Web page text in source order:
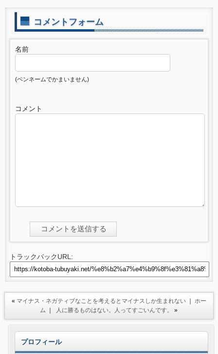
コメントフォーム
名前
(ペンネームでかまいません)
コメント
トラックバックURL:
« マイナス・ネガティブなことを考えるとマイナスしか生まれない｜ ホー
ム
人に勝るものはない。人ってすごいんです。 »
プロフィール